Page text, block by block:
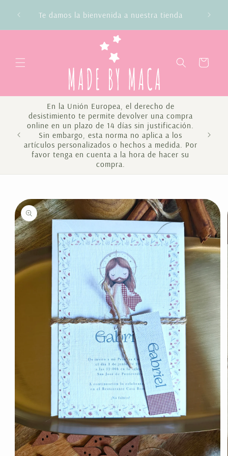
directamente
al contenidoTe damos la bienvenida a nuestra tienda
Carrito
En la Unión Europea, el derecho de
desistimiento te permite devolver una compra
online en un plazo de 14 días sin justificación.
Sin embargo, esta norma no aplica a los
artículos personalizados o hechos a medida. Por
favor tenga en cuenta a la hora de hacer su
compra.
información
del producto